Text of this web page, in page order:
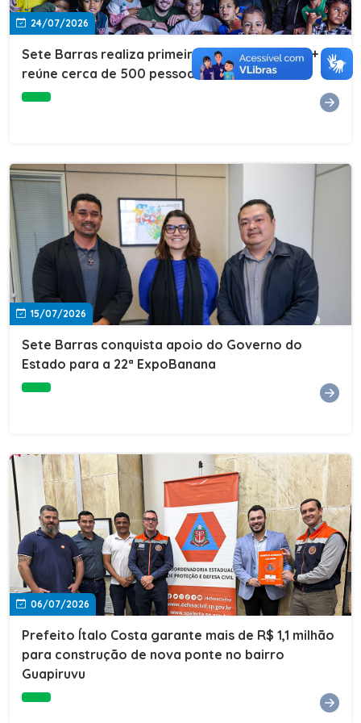
24/07/2026
Sete Barras realiza primeira edição do Cuidar+ e
reúne cerca de 500 pessoas na Vila São João
15/07/2026
Sete Barras conquista apoio do Governo do
Estado para a 22ª ExpoBanana
06/07/2026
Prefeito Ítalo Costa garante mais de R$ 1,1 milhão
para construção de nova ponte no bairro
Guapiruvu